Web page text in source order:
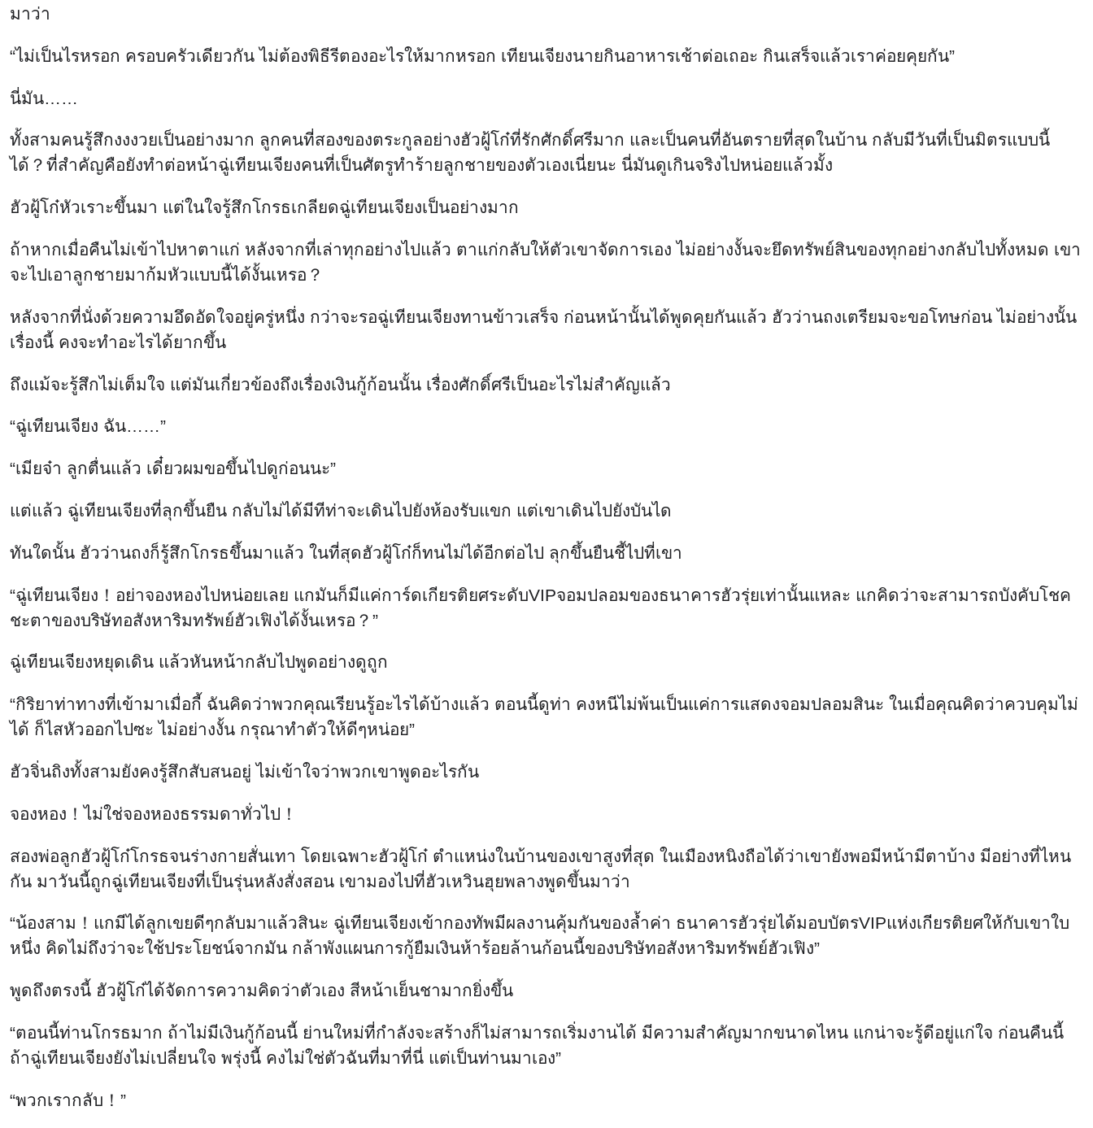
มาว่า
“ไม่เป็นไรหรอก ครอบครัวเดียวกัน ไม่ต้องพิธีรีตองอะไรให้มากหรอก เทียนเจียงนายกินอาหารเช้าต่อเถอะ กินเสร็จแล้วเราค่อยคุยกัน”
นี่มัน……
ทั้งสามคนรู้สึกงงงวยเป็นอย่างมาก ลูกคนที่สองของตระกูลอย่างฮัวฝู้โก๋ที่รักศักดิ์ศรีมาก และเป็นคนที่อันตรายที่สุดในบ้าน กลับมีวันที่เป็นมิตรแบบนี้
ได้？ที่สำคัญคือยังทำต่อหน้าฉู่เทียนเจียงคนที่เป็นศัตรูทำร้ายลูกชายของตัวเองเนี่ยนะ นี่มันดูเกินจริงไปหน่อยแล้วมั้ง
ฮัวฝู้โก๋หัวเราะขึ้นมา แต่ในใจรู้สึกโกรธเกลียดฉู่เทียนเจียงเป็นอย่างมาก
ถ้าหากเมื่อคืนไม่เข้าไปหาตาแก่ หลังจากที่เล่าทุกอย่างไปแล้ว ตาแก่กลับให้ตัวเขาจัดการเอง ไม่อย่างงั้นจะยึดทรัพย์สินของทุกอย่างกลับไปทั้งหมด เขา
จะไปเอาลูกชายมาก้มหัวแบบนี้ได้งั้นเหรอ？
หลังจากที่นั่งด้วยความอึดอัดใจอยู่ครู่หนึ่ง กว่าจะรอฉู่เทียนเจียงทานข้าวเสร็จ ก่อนหน้านั้นได้พูดคุยกันแล้ว ฮัวว่านถงเตรียมจะขอโทษก่อน ไม่อย่างนั้น
เรื่องนี้ คงจะทำอะไรได้ยากขึ้น
ถึงแม้จะรู้สึกไม่เต็มใจ แต่มันเกี่ยวข้องถึงเรื่องเงินกู้ก้อนนั้น เรื่องศักดิ์ศรีเป็นอะไรไม่สำคัญแล้ว
“ฉู่เทียนเจียง ฉัน……”
“เมียจ๋า ลูกตื่นแล้ว เดี๋ยวผมขอขึ้นไปดูก่อนนะ”
แต่แล้ว ฉู่เทียนเจียงที่ลุกขึ้นยืน กลับไม่ได้มีทีท่าจะเดินไปยังห้องรับแขก แต่เขาเดินไปยังบันได
ทันใดนั้น ฮัวว่านถงก็รู้สึกโกรธขึ้นมาแล้ว ในที่สุดฮัวฝู้โก๋ก็ทนไม่ได้อีกต่อไป ลุกขึ้นยืนชี้ไปที่เขา
“ฉู่เทียนเจียง！อย่าจองหองไปหน่อยเลย แกมันก็มีแค่การ์ดเกียรติยศระดับVIPจอมปลอมของธนาคารฮัวรุ่ยเท่านั้นแหละ แกคิดว่าจะสามารถบังคับโชค
ชะตาของบริษัทอสังหาริมทรัพย์ฮัวเฟิงได้งั้นเหรอ？”
ฉู่เทียนเจียงหยุดเดิน แล้วหันหน้ากลับไปพูดอย่างดูถูก
“กิริยาท่าทางที่เข้ามาเมื่อกี้ ฉันคิดว่าพวกคุณเรียนรู้อะไรได้บ้างแล้ว ตอนนี้ดูท่า คงหนีไม่พ้นเป็นแค่การแสดงจอมปลอมสินะ ในเมื่อคุณคิดว่าควบคุมไม่
ได้ ก็ไสหัวออกไปซะ ไม่อย่างงั้น กรุณาทำตัวให้ดีๆหน่อย”
ฮัวจิ่นถิงทั้งสามยังคงรู้สึกสับสนอยู่ ไม่เข้าใจว่าพวกเขาพูดอะไรกัน
จองหอง！ไม่ใช่จองหองธรรมดาทั่วไป！
สองพ่อลูกฮัวฝู้โก๋โกรธจนร่างกายสั่นเทา โดยเฉพาะฮัวฝู้โก๋ ตำแหน่งในบ้านของเขาสูงที่สุด ในเมืองหนิงถือได้ว่าเขายังพอมีหน้ามีตาบ้าง มีอย่างที่ไหน
กัน มาวันนี้ถูกฉู่เทียนเจียงที่เป็นรุ่นหลังสั่งสอน เขามองไปที่ฮัวเหวินฮุยพลางพูดขึ้นมาว่า
“น้องสาม！แกมีได้ลูกเขยดีๆกลับมาแล้วสินะ ฉู่เทียนเจียงเข้ากองทัพมีผลงานคุ้มกันของล้ำค่า ธนาคารฮัวรุ่ยได้มอบบัตรVIPแห่งเกียรติยศให้กับเขาใบ
หนึ่ง คิดไม่ถึงว่าจะใช้ประโยชน์จากมัน กล้าพังแผนการกู้ยืมเงินห้าร้อยล้านก้อนนี้ของบริษัทอสังหาริมทรัพย์ฮัวเฟิง”
พูดถึงตรงนี้ ฮัวฝู้โก๋ได้จัดการความคิดว่าตัวเอง สีหน้าเย็นชามากยิ่งขึ้น